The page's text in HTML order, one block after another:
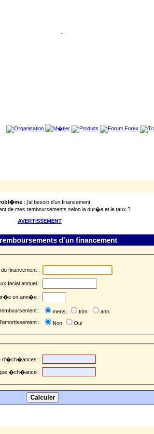
-
: j'ai besoin d'un financement.
de mes remboursements selon la dur�e et le taux ?
AVERTISSEMENT
d'un financement
financement :
facial annuel :
en ann�e :
: mens. trim.
ann.
:
Non Oui
d'�ch�ances :
�ch�ance :